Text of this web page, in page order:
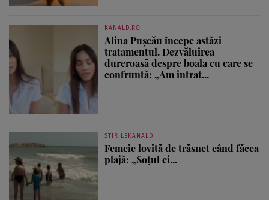
KANALD.RO
Alina Pușcău începe astăzi
tratamentul. Dezvăluirea
dureroasă despre boala cu care se
confruntă: „Am intrat...
STIRILEKANALD
Femeie lovită de trăsnet când făcea
plajă: „Soțul ei...